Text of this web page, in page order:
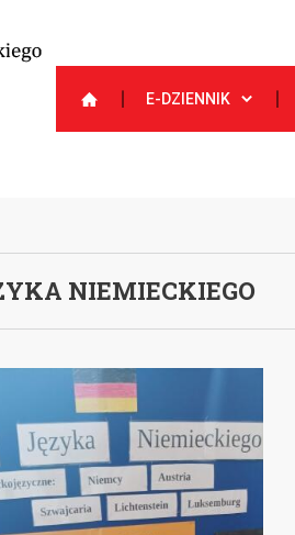
E-DZIENNIK
NIEMIECKIEGO